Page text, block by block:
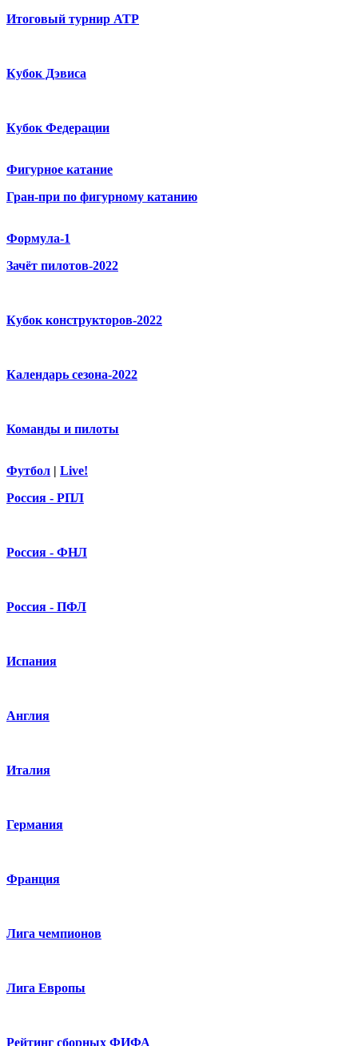
Итоговый турнир ATP
Кубок Дэвиса
Кубок Федерации
Фигурное катание
Гран-при по фигурному катанию
Формула-1
Зачёт пилотов-2022
Кубок конструкторов-2022
Календарь сезона-2022
Команды и пилоты
Футбол | Live!
Россия - РПЛ
Россия - ФНЛ
Россия - ПФЛ
Испания
Англия
Италия
Германия
Франция
Лига чемпионов
Лига Европы
Рейтинг сборных ФИФА